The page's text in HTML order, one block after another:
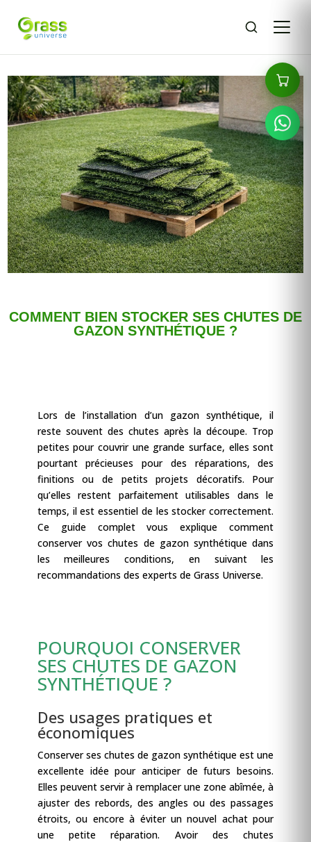
COMMENT BIEN STOCKER SES CHUTES DE
GAZON SYNTHÉTIQUE ?
Lors de l’installation d’un gazon synthétique, il
reste souvent des chutes après la découpe. Trop
petites pour couvrir une grande surface, elles sont
pourtant précieuses pour des réparations, des
finitions ou de petits projets décoratifs. Pour
qu’elles restent parfaitement utilisables dans le
temps, il est essentiel de les stocker correctement.
Ce guide complet vous explique comment
conserver vos chutes de gazon synthétique dans
les meilleures conditions, en suivant les
recommandations des experts de Grass Universe.
POURQUOI CONSERVER
SES CHUTES DE GAZON
SYNTHÉTIQUE ?
Des usages pratiques et
économiques
Conserver ses chutes de gazon synthétique est une
excellente idée pour anticiper de futurs besoins.
Elles peuvent servir à remplacer une zone abîmée, à
ajuster des rebords, des angles ou des passages
étroits, ou encore à éviter un nouvel achat pour
une petite réparation. Avoir des chutes